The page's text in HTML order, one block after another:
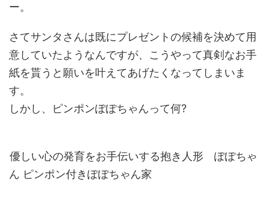
ー。
さてサンタさんは既にプレゼントの候補を決めて用
意していたようなんですが、こうやって真剣なお手
紙を貰うと願いを叶えてあげたくなってしまいま
す。
しかし、ピンポンぽぽちゃんって何?
優しい心の発育をお手伝いする抱き人形 ぽぽちゃ
ん ピンポン付きぽぽちゃん家